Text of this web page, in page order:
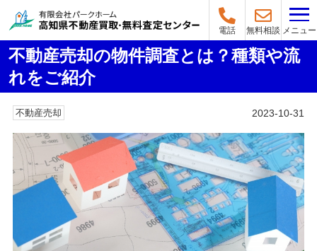
電話 無料相談 メニュー
不動産売却の物件調査とは？種類や流
れをご紹介
不動産売却 2023-10-31